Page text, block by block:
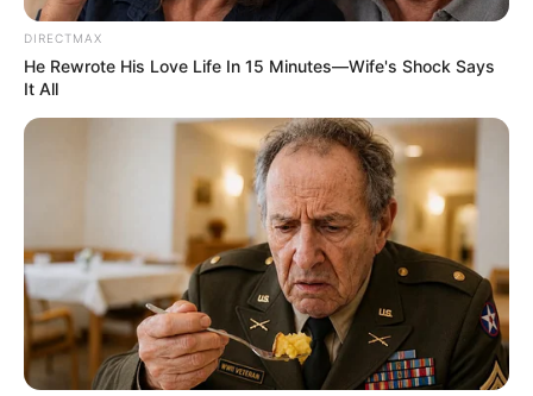
DIRECTMAX
He Rewrote His Love Life In 15 Minutes—Wife's Shock Says
It All